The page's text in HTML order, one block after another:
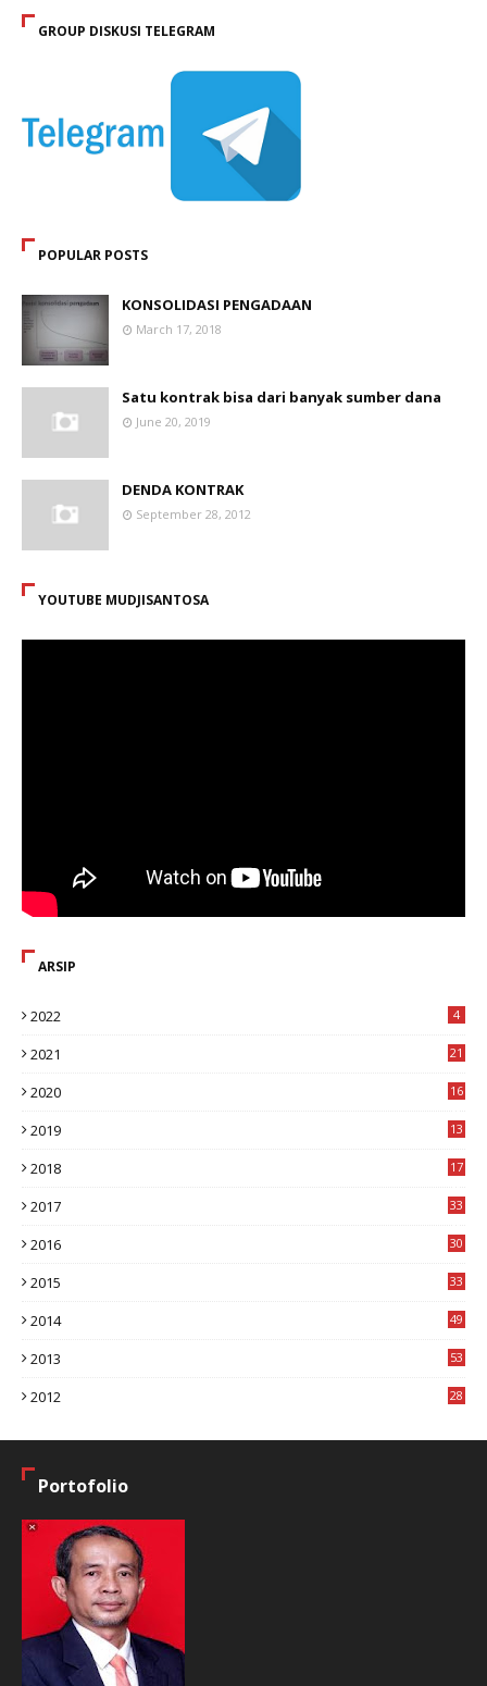
GROUP DISKUSI TELEGRAM
POPULAR POSTS
KONSOLIDASI PENGADAAN
March 17, 2018
Satu kontrak bisa dari banyak sumber dana
June 20, 2019
DENDA KONTRAK
September 28, 2012
YOUTUBE MUDJISANTOSA
ARSIP
2022 4
2021 21
2020
16
2019
13
2018
17
2017
33
2016
30
2015
33
2014
49
2013
53
2012
28
Portofolio